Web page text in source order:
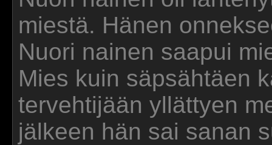
miestä. Hänen
Nuori nainen saapui
Mies kuin säpsähtäen
tervehtijään yllättyen
jälkeen hän sai sanan